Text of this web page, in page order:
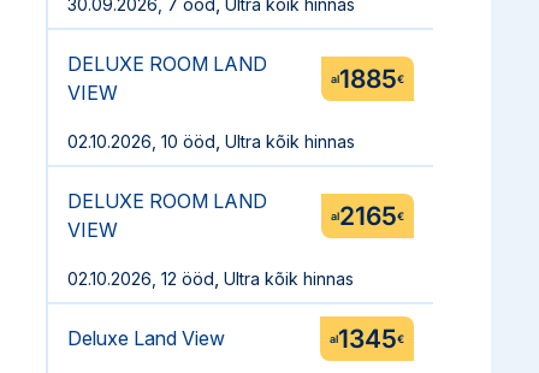
30.09.2026, 7 ööd Ultra kõik hinnas
DELUXE ROOM LAND
VIEW
al1885€
02.10.2026, 10 ööd, Ultra kõik hinnas
DELUXE ROOM LAND
VIEW
al2165€
02.10.2026, 12 ööd, Ultra kõik hinnas
Deluxe Land View al1345€